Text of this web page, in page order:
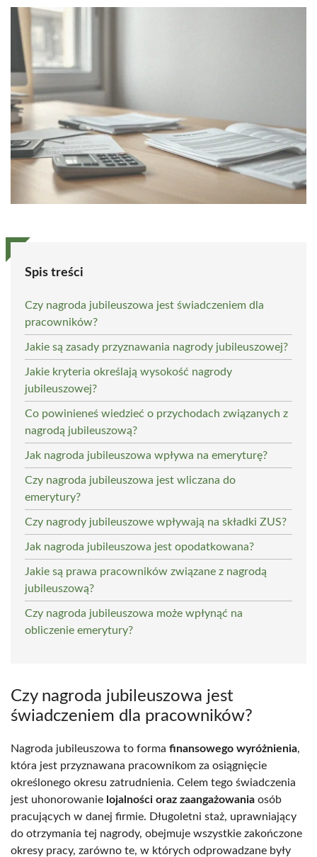
Spis treści
Czy nagroda jubileuszowa jest świadczeniem dla
pracowników?
Jakie są zasady przyznawania nagrody jubileuszowej?
Jakie kryteria określają wysokość nagrody
jubileuszowej?
Co powinieneś wiedzieć o przychodach związanych z
nagrodą jubileuszową?
Jak nagroda jubileuszowa wpływa na emeryturę?
Czy nagroda jubileuszowa jest wliczana do
emerytury?
Czy nagrody jubileuszowe wpływają na składki ZUS?
Jak nagroda jubileuszowa jest opodatkowana?
Jakie są prawa pracowników związane z nagrodą
jubileuszową?
Czy nagroda jubileuszowa może wpłynąć na
obliczenie emerytury?
Czy nagroda jubileuszowa jest
świadczeniem dla pracowników?
Nagroda jubileuszowa to forma finansowego wyróżnienia,
która jest przyznawana pracownikom za osiągnięcie
określonego okresu zatrudnienia. Celem tego świadczenia
jest uhonorowanie lojalności oraz zaangażowania osób
pracujących w danej firmie. Długoletni staż, uprawniający
do otrzymania tej nagrody, obejmuje wszystkie zakończone
okresy pracy, zarówno te, w których odprowadzane były